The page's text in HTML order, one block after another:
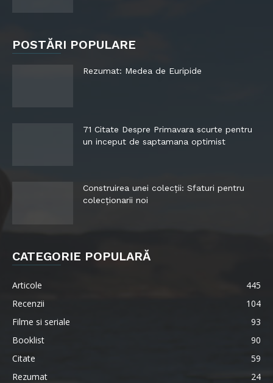
POSTĂRI POPULARE
Rezumat: Medea de Euripide
71 Citate Despre Primavara scurte pentru
un inceput de saptamana optimist
Construirea unei colecții: Sfaturi pentru
colecționarii noi
CATEGORIE POPULARĂ
Articole
445
Recenzii
104
Filme si seriale
93
Booklist
90
Citate
59
Rezumat
24